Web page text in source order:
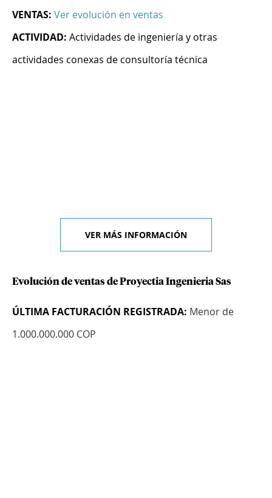
VENTAS: Ver evolución en ventas
ACTIVIDAD: Actividades de ingeniería y otras
actividades conexas de consultoría técnica
VER MÁS INFORMACIÓN
Evolución de ventas de Proyectia Ingenieria Sas
ÚLTIMA FACTURACIÓN REGISTRADA: Menor de
1.000.000.000 COP